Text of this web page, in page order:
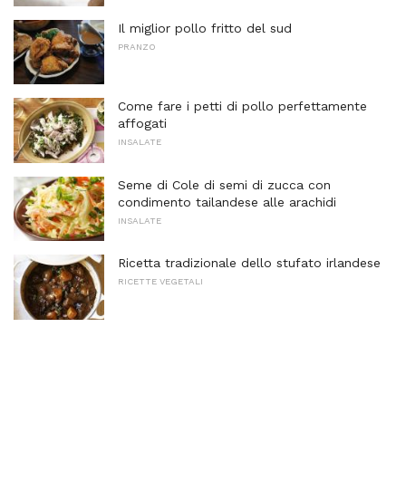
Il miglior pollo fritto del sud
PRANZO
Come fare i petti di pollo perfettamente
affogati
INSALATE
Seme di Cole di semi di zucca con
condimento tailandese alle arachidi
INSALATE
Ricetta tradizionale dello stufato irlandese
RICETTE VEGETALI